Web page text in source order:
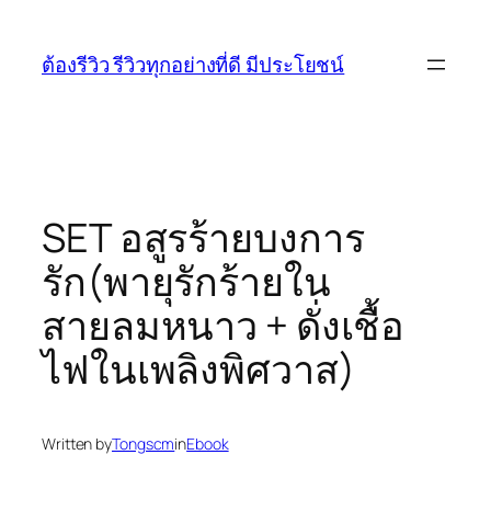
content
ต้องรีวิว รีวิวทุกอย่างที่ดี มีประโยชน์
SET อสูรร้ายบงการ
รัก(พายุรักร้ายใน
สายลมหนาว + ดั่งเชื้อ
ไฟในเพลิงพิศวาส)
Written byTongscminEbook